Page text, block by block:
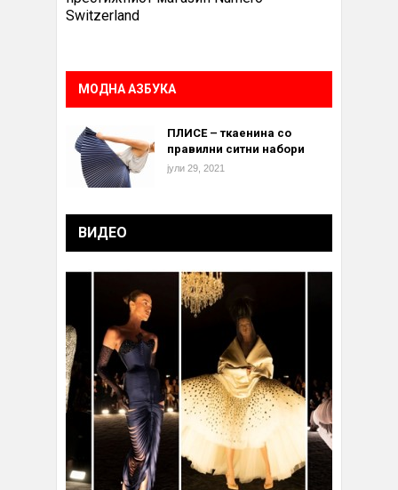
Switzerland
МОДНА АЗБУКА
ПЛИСЕ – ткаенина со
правилни ситни набори
јули 29, 2021
ВИДЕО